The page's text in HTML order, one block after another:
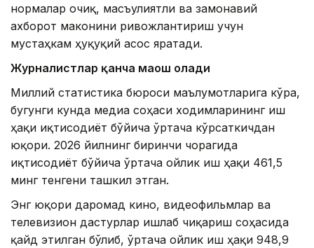
нормалар очиқ, масъулиятли ва замонавий
ахборот маконини ривожлантириш учун
мустаҳкам ҳуқуқий асос яратади.
Журналистлар қанча маош олади
Миллий статистика бюроси маълумотларига кўра,
бугунги кунда медиа соҳаси ходимларининг иш
ҳақи иқтисодиёт бўйича ўртача кўрсаткичдан
юқори. 2026 йилнинг биринчи чорагида
иқтисодиёт бўйича ўртача ойлик иш ҳақи 461,5
минг тенгени ташкил этган.
Энг юқори даромад кино, видеофильмлар ва
телевизион дастурлар ишлаб чиқариш соҳасида
қайд этилган бўлиб, ўртача ойлик иш ҳақи 948,9